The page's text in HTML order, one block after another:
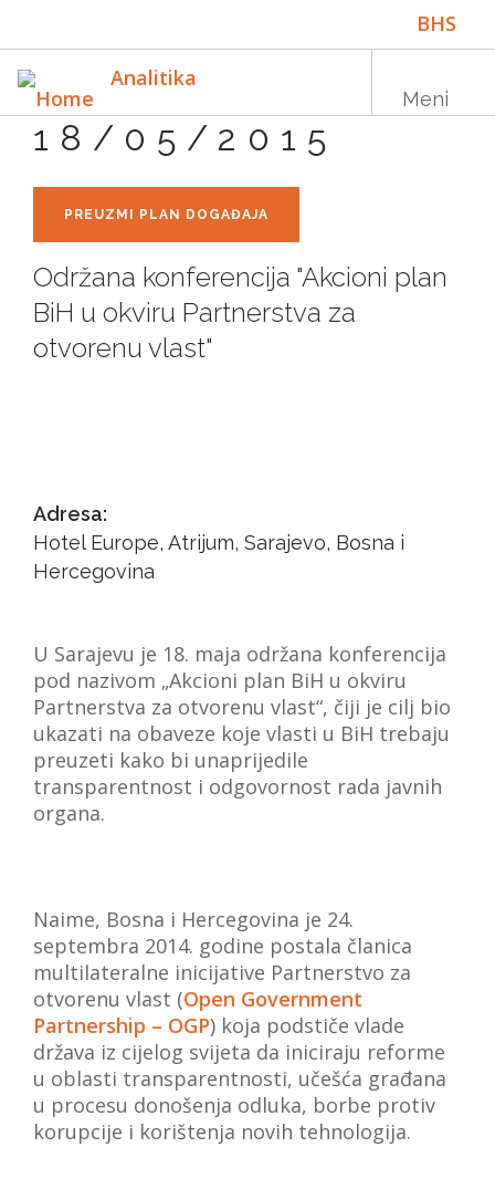
main
content
BHS
Analitika
Meni
Main
navigation
PUBLIKACIJE
PROGRAMI
VIJESTI
O NAMA
18/05/2015
PREUZMI PLAN DOGAĐAJA
Održana konferencija "Akcioni plan
BiH u okviru Partnerstva za
otvorenu vlast"
Adresa:
Hotel Europe, Atrijum, Sarajevo, Bosna i
Hercegovina
U Sarajevu je 18. maja održana konferencija
pod nazivom „Akcioni plan BiH u okviru
Partnerstva za otvorenu vlast“, čiji je cilj bio
ukazati na obaveze koje vlasti u BiH trebaju
preuzeti kako bi unaprijedile
transparentnost i odgovornost rada javnih
organa.
Naime, Bosna i Hercegovina je 24.
septembra 2014. godine postala članica
multilateralne inicijative Partnerstvo za
otvorenu vlast (Open Government
Partnership – OGP) koja podstiče vlade
država iz cijelog svijeta da iniciraju reforme
u oblasti transparentnosti, učešća građana
u procesu donošenja odluka, borbe protiv
korupcije i korištenja novih tehnologija.